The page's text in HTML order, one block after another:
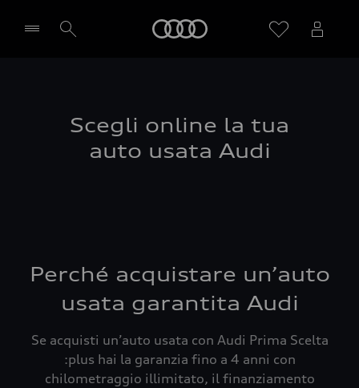
Scegli online la tua
auto usata Audi
Perché acquistare un’auto
usata garantita Audi
Se acquisti un’auto usata con Audi Prima Scelta
:plus hai la garanzia fino a 4 anni con
chilometraggio illimitato, il finanziamento